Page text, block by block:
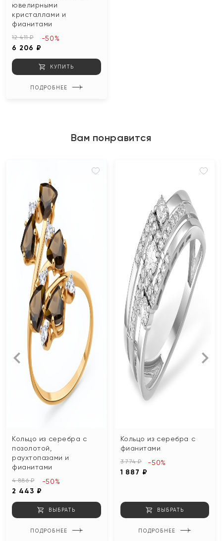
ювелирными
кристаллами и
фианитами
12 411 ₽
6 206 ₽
-50%
КУПИТЬ
ПОДРОБНЕЕ
Вам понравится
Кольцо из серебра с
позолотой,
раухтопазами и
фианитами
4 886 ₽
2 443 ₽
-50%
ВЫБРАТЬ
ПОДРОБНЕЕ
Кольцо из серебра с
фианитами
3 774 ₽
1 887 ₽
-50%
ВЫБРАТЬ
ПОДРОБНЕЕ